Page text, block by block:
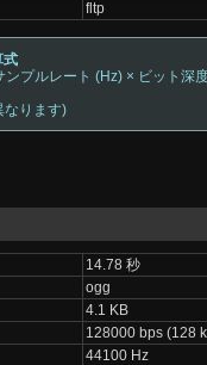
fltp
式
ンプルレート (Hz) × ビット深
なります)
14.78 秒
ogg
4.1 KB
128000 bps (128
44100 Hz